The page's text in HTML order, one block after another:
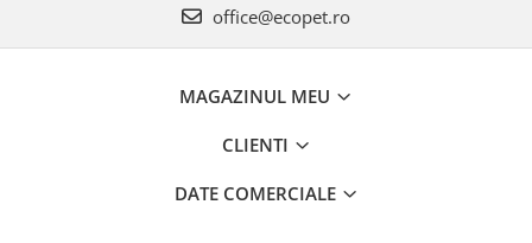
office@ecopet.ro
MAGAZINUL MEU
CLIENTI
DATE COMERCIALE